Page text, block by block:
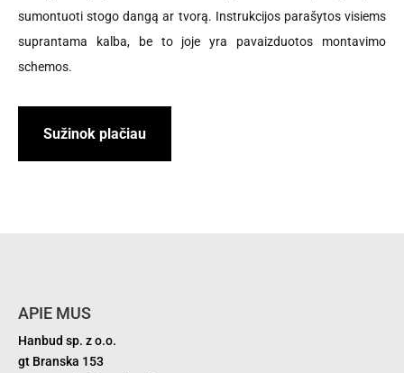
sumontuoti stogo dangą ar tvorą. Instrukcijos parašytos visiems
suprantama kalba, be to joje yra pavaizduotos montavimo
schemos.
Sužinok plačiau
APIE MUS
Hanbud sp. z o.o.
gt Branska 153